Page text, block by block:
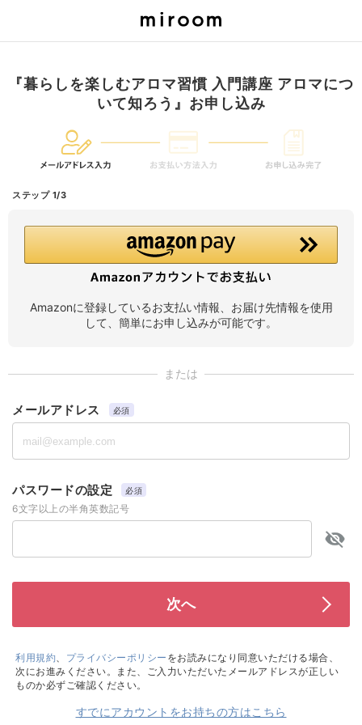
『暮らしを楽しむアロマ習慣 入門講座 アロマにつ
いて知ろう』お申し込み
ステップ 1/3
Amazonに登録しているお支払い情報、お届け先情報を使用
して、簡単にお申し込みが可能です。
または
メールアドレス 必須
パスワードの設定 必須
6文字以上の半角英数記号
利用規約、 プライバシーポリシー をお読みになり同意いただける場合、
次にお進みください。また、ご入力いただいたメールアドレスが正しい
ものか必ずご確認ください。
すでにアカウントをお持ちの方はこちら